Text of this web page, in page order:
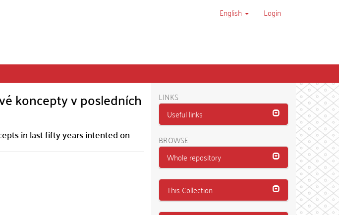
English Login
koncepty v posledních
in last fifty years intented on
LINKS
Useful links
BROWSE
Whole repository
This Collection